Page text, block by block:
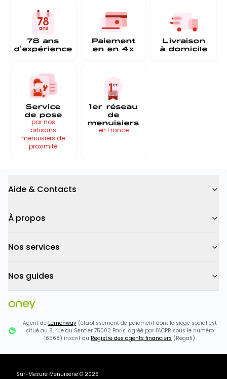
78 ans
d'expérience
Paiement
en en 4x
Livraison
à domicile
Service
de pose
par nos
artisans
menuisiers de
proximité
1er réseau
de
menuisiers
en France
Aide & Contacts
À propos
Nos services
Nos guides
Agent de Lemonway(établissement de paiement dont le siège social est
situé au 8, rue du Sentier 75002 Paris, agréé par l'ACPR sous le numéro
16568) inscrit au Registre des agents financiers (Regafi)
Sur-Mesure Menuiserie © 2026